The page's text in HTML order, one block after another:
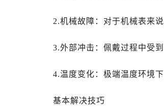
2.机械故障：对于机械表来
3.外部冲击：佩戴过程中受
4.温度变化：极端温度环境
基本解决技巧